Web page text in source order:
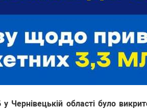
Чернівецькій області було